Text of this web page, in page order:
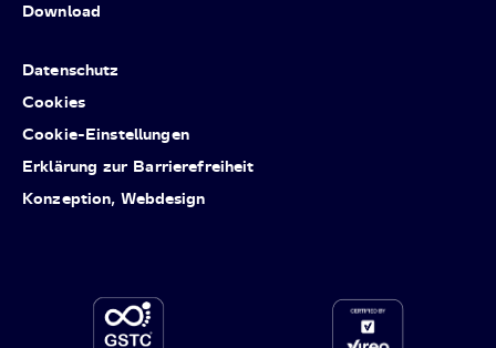
Download
Datenschutz
Cookies
Cookie-Einstellungen
Erklärung zur Barrierefreiheit
Konzeption, Webdesign